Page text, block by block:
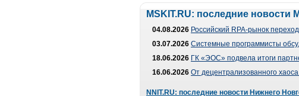
MSKIT.RU: последние новости
04.08.2026 Российский RPA-рынок
03.07.2026 Системные программисты
18.06.2026 ГК «ЭОС» подвела итоги
16.06.2026 От децентрализованного
NNIT.RU: последние новости Нижнего